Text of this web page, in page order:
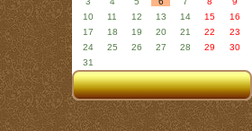
10
11 12 13 14 15
16
17
18 19 20 21 22
23
24
25 26 27 28 29
30
31